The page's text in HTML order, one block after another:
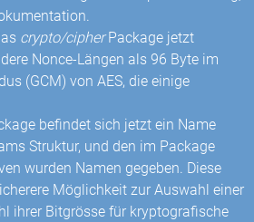
crypto/cipherPackage jetzt
Nonce-Längen als 96 Byte im
(GCM) von AES, die einige
befindet sich jetzt ein Name
Struktur, und den im Package
wurden Namen gegeben. Diese
Möglichkeit zur Auswahl einer
ihrer Bitgrösse für kryptografische